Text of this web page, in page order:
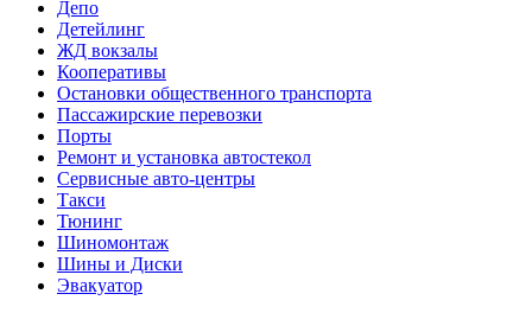
Депо
Детейлинг
ЖД вокзалы
Кооперативы
Остановки общественного транспорта
Пассажирские перевозки
Порты
Ремонт и установка автостекол
Сервисные авто-центры
Такси
Тюнинг
Шиномонтаж
Шины и Диски
Эвакуатор